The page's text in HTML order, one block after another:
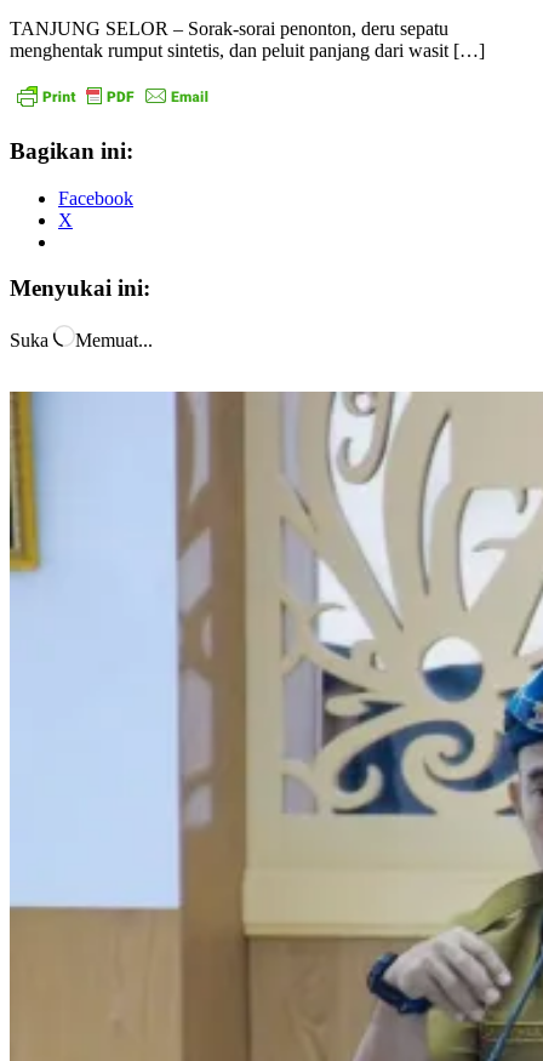
TANJUNG SELOR – Sorak-sorai penonton, deru sepatu
menghentak rumput sintetis, dan peluit panjang dari wasit […]
Bagikan ini:
Facebook
X
Menyukai ini:
Suka Memuat...